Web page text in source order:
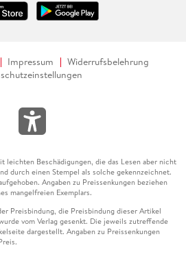
Impressum
Widerrufsbelehrung
leichten Beschädigungen, die das Lesen aber nicht
durch einen Stempel als solche gekennzeichnet.
Angaben zu Preissenkungen beziehen
mangelfreien Exemplars.
Preisbindung, die Preisbindung dieser Artikel
vom Verlag gesenkt. Die jeweils zutreffende
dargestellt. Angaben zu Preissenkungen